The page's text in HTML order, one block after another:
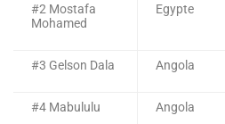
#2 Mostafa
Mohamed
Egypte
#3 Gelson Dala Angola
#4 Mabululu Angola